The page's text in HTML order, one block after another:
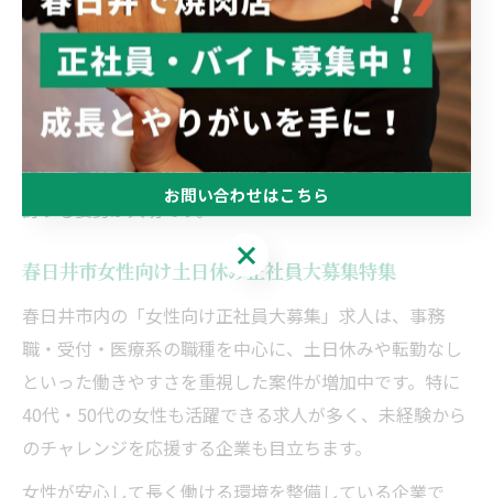
条件が揃った求人も見られます。
例えば、事務職や医療事務、メーカーのオフィスワーク
などは土日休みの正社員求人が多く、未経験から応募で
きる案件も増えています。理想の働き方を実現するため
には、自分の希望条件を明確にし、複数の求人を比較検
討する姿勢が大切です。
春日井市女性向け土日休み正社員大募集特集
春日井市内の「女性向け正社員大募集」求人は、事務
職・受付・医療系の職種を中心に、土日休みや転勤なし
といった働きやすさを重視した案件が増加中です。特に
40代・50代の女性も活躍できる求人が多く、未経験から
のチャレンジを応援する企業も目立ちます。
女性が安心して長く働ける環境を整備している企業で
お問い合わせはこちら
お問い合わせはこちら